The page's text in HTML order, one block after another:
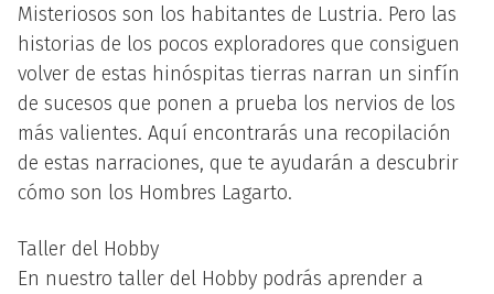
Misteriosos son los habitantes de Lustria. Pero las
historias de los pocos exploradores que consiguen
volver de estas hinóspitas tierras narran un sinfín
de sucesos que ponen a prueba los nervios de los
más valientes. Aquí encontrarás una recopilación
de estas narraciones, que te ayudarán a descubrir
cómo son los Hombres Lagarto.
Taller del Hobby
En nuestro taller del Hobby podrás aprender a